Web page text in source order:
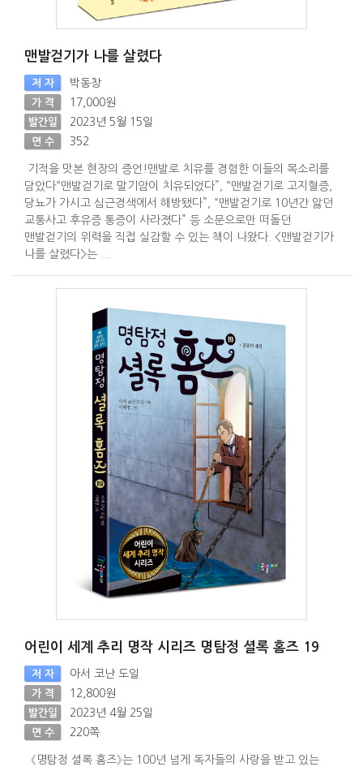
맨발걷기가 나를 살렸다
저 자 박동창
가 격 17,000원
발간일 2023년 5월 15일
면 수 352
기적을 맛본 현장의 증언!맨발로 치유를 경험한 이들의 목소리를
담았다“맨발걷기로 말기암이 치유되었다”, “맨발걷기로 고지혈증,
당뇨가 가시고 심근경색에서 해방됐다”, “맨발걷기로 10년간 앓던
교통사고 후유증 통증이 사라졌다” 등 소문으로만 떠돌던
맨발걷기의 위력을 직접 실감할 수 있는 책이 나왔다. <맨발걷기가
나를 살렸다>는 ...
어린이 세계 추리 명작 시리즈 명탐정 셜록 홈즈 19
저 자 아서 코난 도일
가 격 12,800원
발간일 2023년 4월 25일
면 수 220쪽
《명탐정 셜록 홈즈》는 100년 넘게 독자들의 사랑을 받고 있는